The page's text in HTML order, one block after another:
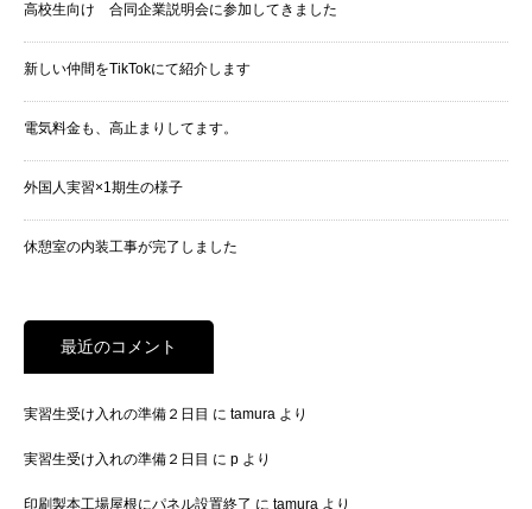
高校生向け 合同企業説明会に参加してきました
新しい仲間をTikTokにて紹介します
電気料金も、高止まりしてます。
外国人実習×1期生の様子
休憩室の内装工事が完了しました
最近のコメント
実習生受け入れの準備２日目 に tamura より
実習生受け入れの準備２日目 に p より
印刷製本工場屋根にパネル設置終了 に tamura より